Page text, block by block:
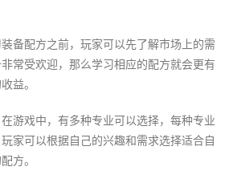
备配方之前，玩家可以先了解市场上的需
常受欢迎，那么学习相应的配方就会更有
益。
游戏中，有多种专业可以选择，每种专业
家可以根据自己的兴趣和需求选择适合自
方。